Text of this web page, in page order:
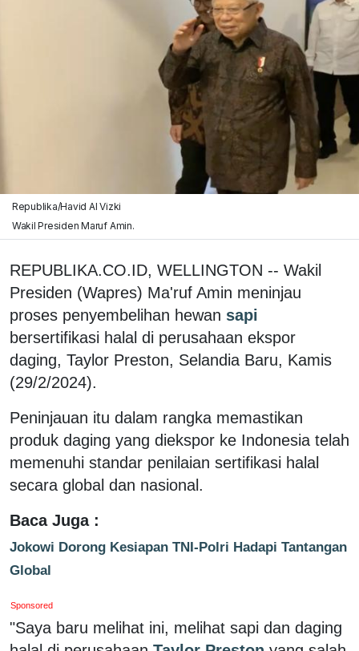
Republika/Havid Al Vizki
Wakil Presiden Maruf Amin.
REPUBLIKA.CO.ID, WELLINGTON -- Wakil
Presiden (Wapres) Ma'ruf Amin meninjau
proses penyembelihan hewan sapi
bersertifikasi halal di perusahaan ekspor
daging, Taylor Preston, Selandia Baru, Kamis
(29/2/2024).
Peninjauan itu dalam rangka memastikan
produk daging yang diekspor ke Indonesia telah
memenuhi standar penilaian sertifikasi halal
secara global dan nasional.
Baca Juga :
Jokowi Dorong Kesiapan TNI-Polri Hadapi Tantangan
Global
Sponsored
"Saya baru melihat ini, melihat sapi dan daging